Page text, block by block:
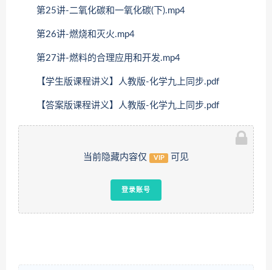
第25讲-二氧化碳和一氧化碳(下).mp4
第26讲-燃烧和灭火.mp4
第27讲-燃料的合理应用和开发.mp4
【学生版课程讲义】人教版-化学九上同步.pdf
【答案版课程讲义】人教版-化学九上同步.pdf
当前隐藏内容仅 VIP 可见
登录账号